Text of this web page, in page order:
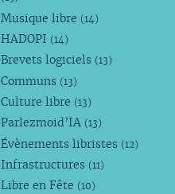
Musique libre (14)
HADOPI (14)
Brevets logiciels (13)
Communs (13)
Culture libre (13)
Parlezmoid’IA (13)
Évènements libristes (12)
Infrastructures (11)
Libre en Fête (10)